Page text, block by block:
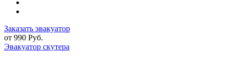
Заказать эвакуатор
от 990 Руб.
Эвакуатор скутера